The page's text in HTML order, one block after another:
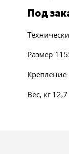
Под
Размер
Вес, кг 12,7